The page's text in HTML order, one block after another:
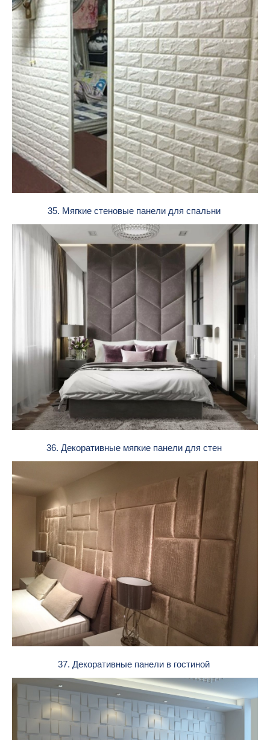
35. Мягкие стеновые панели для спальни
36. Декоративные мягкие панели для стен
37. Декоративные панели в гостиной